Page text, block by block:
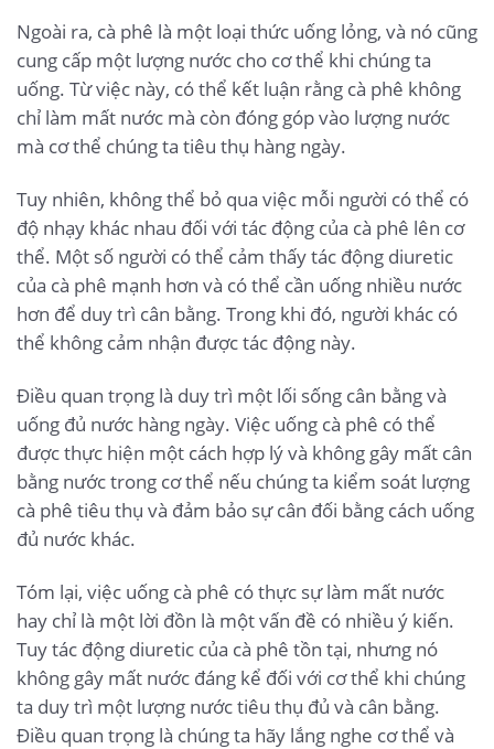
Ngoài ra, cà phê là một loại thức uống lỏng, và nó cũng
cung cấp một lượng nước cho cơ thể khi chúng ta
uống. Từ việc này, có thể kết luận rằng cà phê không
chỉ làm mất nước mà còn đóng góp vào lượng nước
mà cơ thể chúng ta tiêu thụ hàng ngày.
Tuy nhiên, không thể bỏ qua việc mỗi người có thể có
độ nhạy khác nhau đối với tác động của cà phê lên cơ
thể. Một số người có thể cảm thấy tác động diuretic
của cà phê mạnh hơn và có thể cần uống nhiều nước
hơn để duy trì cân bằng. Trong khi đó, người khác có
thể không cảm nhận được tác động này.
Điều quan trọng là duy trì một lối sống cân bằng và
uống đủ nước hàng ngày. Việc uống cà phê có thể
được thực hiện một cách hợp lý và không gây mất cân
bằng nước trong cơ thể nếu chúng ta kiểm soát lượng
cà phê tiêu thụ và đảm bảo sự cân đối bằng cách uống
đủ nước khác.
Tóm lại, việc uống cà phê có thực sự làm mất nước
hay chỉ là một lời đồn là một vấn đề có nhiều ý kiến.
Tuy tác động diuretic của cà phê tồn tại, nhưng nó
không gây mất nước đáng kể đối với cơ thể khi chúng
ta duy trì một lượng nước tiêu thụ đủ và cân bằng.
Điều quan trọng là chúng ta hãy lắng nghe cơ thể và